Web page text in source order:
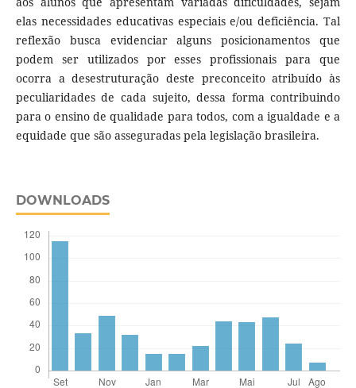
elas necessidades educativas especiais e/ou deficiência. Tal
reflexão busca evidenciar alguns posicionamentos que
podem ser utilizados por esses profissionais para que
ocorra a desestruturação deste preconceito atribuído às
peculiaridades de cada sujeito, dessa forma contribuindo
para o ensino de qualidade para todos, com a igualdade e a
equidade que são asseguradas pela legislação brasileira.
DOWNLOADS